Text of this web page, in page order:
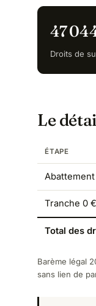
47
Droits de
Le
ÉTAPE
Tranche 0
Total des
Barème légal
sans lien de